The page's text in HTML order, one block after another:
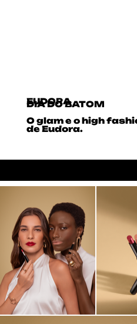
EUDORA
DIA DO BATOM
O glam e o high
de Eudora.